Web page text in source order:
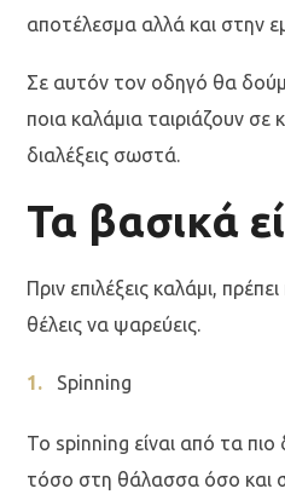
αποτέλεσμα αλλά και στην
Σε αυτόν τον οδηγό θα
ποια καλάμια ταιριάζουν σε
διαλέξεις σωστά.
Τα βασικά
Πριν επιλέξεις καλάμι,
θέλεις να ψαρεύεις.
Spinning
Το spinning είναι από τα πιο
τόσο στη θάλασσα όσο και